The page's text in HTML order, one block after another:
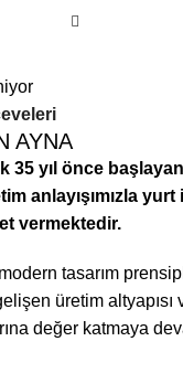
AYNA
35 yıl önce
anlayışımızla yurt
vermektedir.
tasarım
üretim altyapısı
değer katmaya